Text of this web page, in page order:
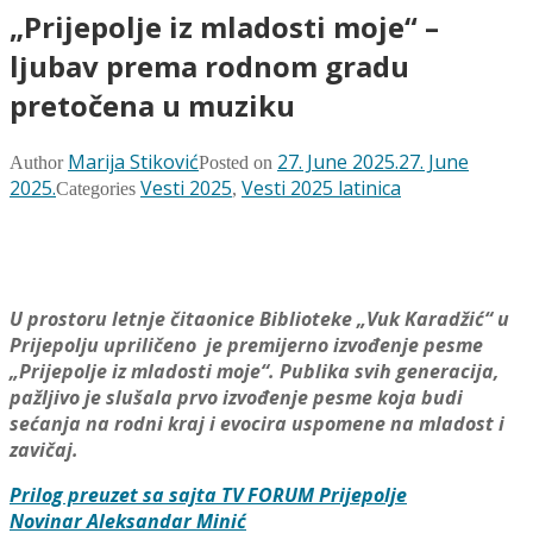
„Prijepolјe iz mladosti moje“ –
lјubav prema rodnom gradu
pretočena u muziku
Author Marija StikovićPosted on 27. June 2025.27. June
2025.Categories Vesti 2025, Vesti 2025 latinica
U prostoru letnje čitaonice Biblioteke „Vuk Karadžić“ u
Prijepolјu upriličeno je premijerno izvođenje pesme
„Prijepolјe iz mladosti moje“. Publika svih generacija,
pažlјivo je slušala prvo izvođenje pesme koja budi
sećanja na rodni kraj i evocira uspomene na mladost i
zavičaj.
Prilog preuzet sa sajta TV FORUM Prijepolje
Novinar Aleksandar Minić